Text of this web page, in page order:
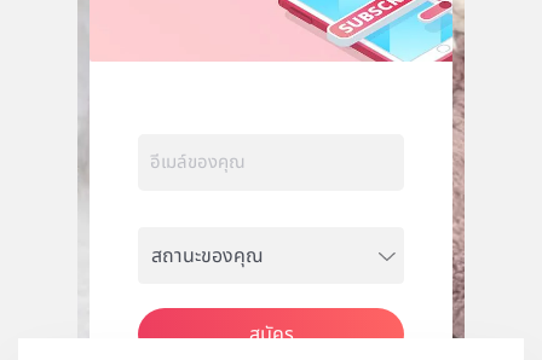
สมัคร